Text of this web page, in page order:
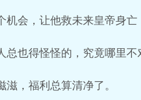
机会，让他救未来皇帝身亡
总也得怪怪的，究竟哪里
滋，福利总算清净了。